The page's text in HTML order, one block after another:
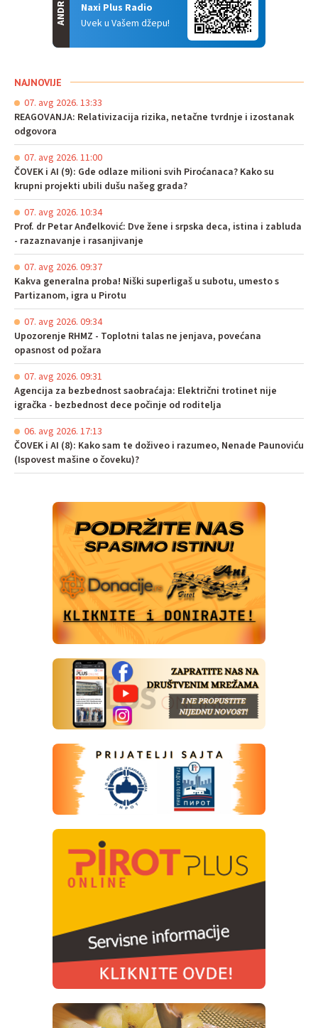
Naxi Plus Radio
Uvek u Vašem džepu!
NAJNOVIJE
07. avg 2026. 13:33
REAGOVANJA: Relativizacija rizika, netačne tvrdnje i izostanak
odgovora
07. avg 2026. 11:00
ČOVEK i AI (9): Gde odlaze milioni svih Piroćanaca? Kako su
krupni projekti ubili dušu našeg grada?
07. avg 2026. 10:34
Prof. dr Petar Anđelković: Dve žene i srpska deca, istina i zabluda
- razaznavanje i rasanjivanje
07. avg 2026. 09:37
Kakva generalna proba! Niški superligaš u subotu, umesto s
Partizanom, igra u Pirotu
07. avg 2026. 09:34
Upozorenje RHMZ - Toplotni talas ne jenjava, povećana
opasnost od požara
07. avg 2026. 09:31
Agencija za bezbednost saobraćaja: Električni trotinet nije
igračka - bezbednost dece počinje od roditelja
06. avg 2026. 17:13
ČOVEK i AI (8): Kako sam te doživeo i razumeo, Nenade Paunoviću
(Ispovest mašine o čoveku)?